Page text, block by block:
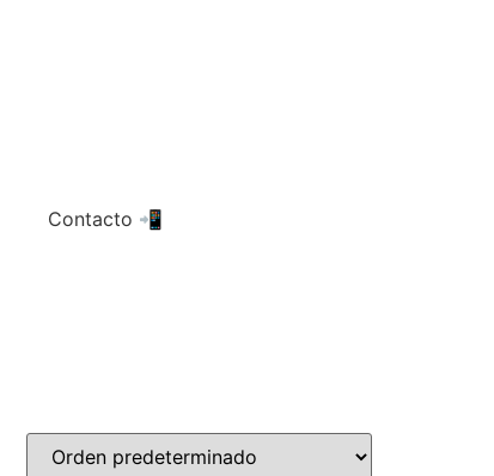
Contacto 📲